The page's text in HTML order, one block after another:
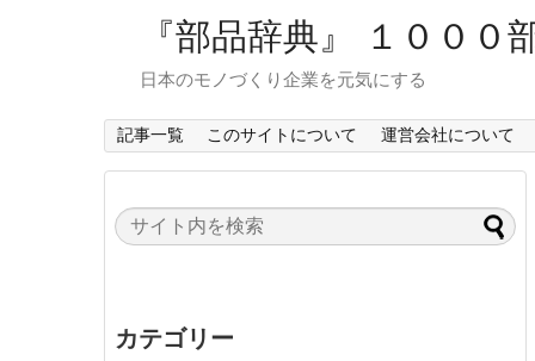
『部品辞典』 １００
日本のモノづくり企業を元気にする
記事一覧 このサイトについて 運営会社について
カテゴリー